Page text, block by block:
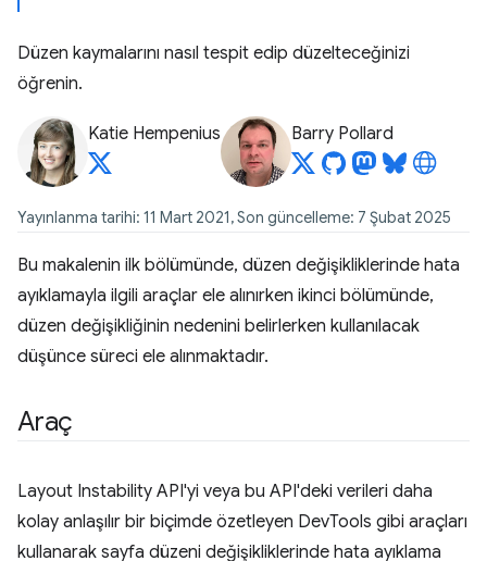
Düzen kaymalarını nasıl tespit edip düzelteceğinizi
öğrenin.
Katie Hempenius Barry Pollard
Yayınlanma tarihi: 11 Mart 2021, Son güncelleme: 7 Şubat 2025
Bu makalenin ilk bölümünde, düzen değişikliklerinde hata
ayıklamayla ilgili araçlar ele alınırken ikinci bölümünde,
düzen değişikliğinin nedenini belirlerken kullanılacak
düşünce süreci ele alınmaktadır.
Araç
Layout Instability API'yi veya bu API'deki verileri daha
kolay anlaşılır bir biçimde özetleyen DevTools gibi araçları
kullanarak sayfa düzeni değişikliklerinde hata ayıklama